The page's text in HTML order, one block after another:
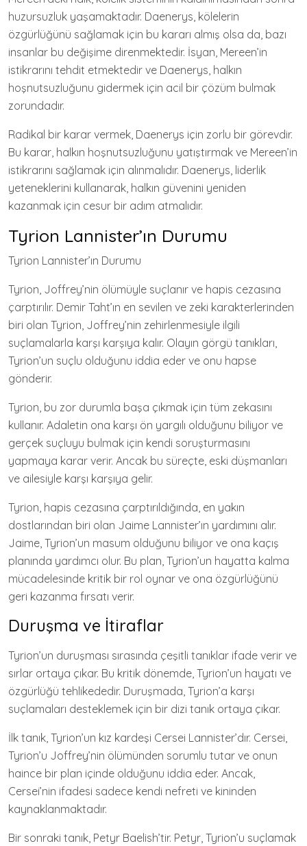
huzursuzluk yaşamaktadır. Daenerys, kölelerin
özgürlüğünü sağlamak için bu kararı almış olsa da, bazı
insanlar bu değişime direnmektedir. İsyan, Mereen’in
istikrarını tehdit etmektedir ve Daenerys, halkın
hoşnutsuzluğunu gidermek için acil bir çözüm bulmak
zorundadır.
Radikal bir karar vermek, Daenerys için zorlu bir görevdir.
Bu karar, halkın hoşnutsuzluğunu yatıştırmak ve Mereen’in
istikrarını sağlamak için alınmalıdır. Daenerys, liderlik
yeteneklerini kullanarak, halkın güvenini yeniden
kazanmak için cesur bir adım atmalıdır.
Tyrion Lannister’ın Durumu
Tyrion Lannister’ın Durumu
Tyrion, Joffrey’nin ölümüyle suçlanır ve hapis cezasına
çarptırılır. Demir Taht’ın en sevilen ve zeki karakterlerinden
biri olan Tyrion, Joffrey’nin zehirlenmesiyle ilgili
suçlamalarla karşı karşıya kalır. Olayın görgü tanıkları,
Tyrion’un suçlu olduğunu iddia eder ve onu hapse
gönderir.
Tyrion, bu zor durumla başa çıkmak için tüm zekasını
kullanır. Adaletin ona karşı ön yargılı olduğunu biliyor ve
gerçek suçluyu bulmak için kendi soruşturmasını
yapmaya karar verir. Ancak bu süreçte, eski düşmanları
ve ailesiyle karşı karşıya gelir.
Tyrion, hapis cezasına çarptırıldığında, en yakın
dostlarından biri olan Jaime Lannister’ın yardımını alır.
Jaime, Tyrion’un masum olduğunu biliyor ve ona kaçış
planında yardımcı olur. Bu plan, Tyrion’un hayatta kalma
mücadelesinde kritik bir rol oynar ve ona özgürlüğünü
geri kazanma fırsatı verir.
Duruşma ve İtiraflar
Tyrion’un duruşması sırasında çeşitli tanıklar ifade verir ve
sırlar ortaya çıkar. Bu kritik dönemde, Tyrion’un hayatı ve
özgürlüğü tehlikededir. Duruşmada, Tyrion’a karşı
suçlamaları desteklemek için bir dizi tanık ortaya çıkar.
İlk tanık, Tyrion’un kız kardeşi Cersei Lannister’dır. Cersei,
Tyrion’u Joffrey’nin ölümünden sorumlu tutar ve onun
haince bir plan içinde olduğunu iddia eder. Ancak,
Cersei’nin ifadesi sadece kendi nefreti ve kininden
kaynaklanmaktadır.
Bir sonraki tanık, Petyr Baelish’tir. Petyr, Tyrion’u suçlamak